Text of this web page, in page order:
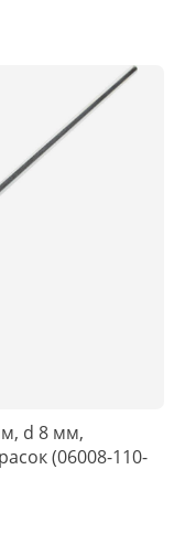
d 8 мм,
(06008-110-